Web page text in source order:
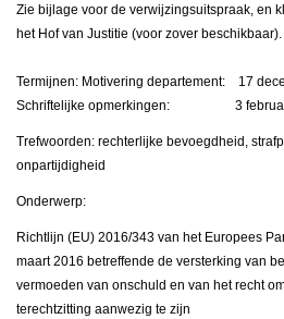
Zie bijlage voor de verwijzingsuitspraak, en
het Hof van Justitie (voor zover beschikbaar).
Termijnen: Motivering departement: 17
Schriftelijke opmerkingen: 3
Trefwoorden: rechterlijke bevoegdheid,
onpartijdigheid
Onderwerp:
Richtlijn (EU) 2016/343 van het Europees
maart 2016 betreffende de versterking van
vermoeden van onschuld en van het recht
terechtzitting aanwezig te zijn